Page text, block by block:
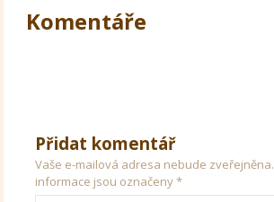
Komentáře
Přidat komentář
Vaše e-mailová adresa nebude zveřejněna.
informace jsou označeny*